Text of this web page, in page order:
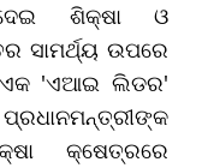
ଶିକ୍ଷା ଓ
ସାମର୍ଥ୍ୟ ଉପରେ
ଏକ 'ଏଆଇ ଲିଡର'
କ୍ଷେତ୍ରରେ